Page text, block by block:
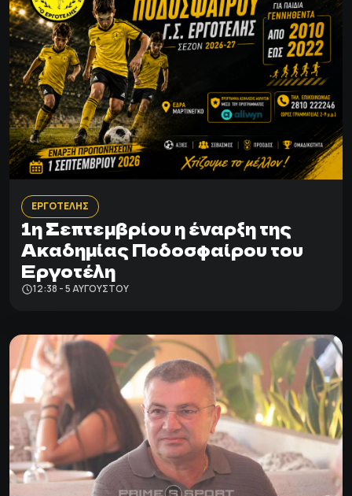
ΕΡΓΟΤΕΛΗΣ
1η Σεπτεμβρίου η έναρξη της
Ακαδημίας Ποδοσφαίρου του
Εργοτέλη
12:38 - 5 ΑΥΓΟΎΣΤΟΥ